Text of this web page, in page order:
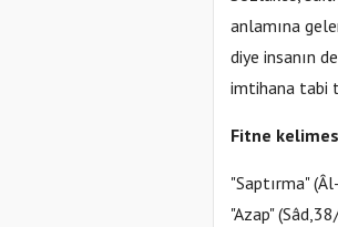
anlamına
diye insanın
imtihana tabi
Fitne
"Saptırma"
"Azap"